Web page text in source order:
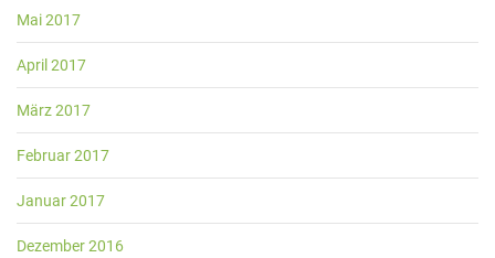
Mai 2017
April 2017
März 2017
Februar 2017
Januar 2017
Dezember 2016